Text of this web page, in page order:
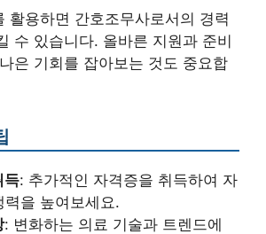
활용하면 간호조무사로서의 경력
수 있습니다. 올바른 지원과 준비
은 기회를 잡아보는 것도 중요합
득: 추가적인 자격증을 취득하여 자
력을 높여보세요.
: 변화하는 의료 기술과 트렌드에